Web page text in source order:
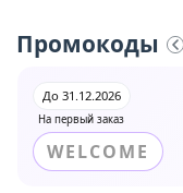
Промокоды
На первый заказ
До 31.12.2026
WELCOME